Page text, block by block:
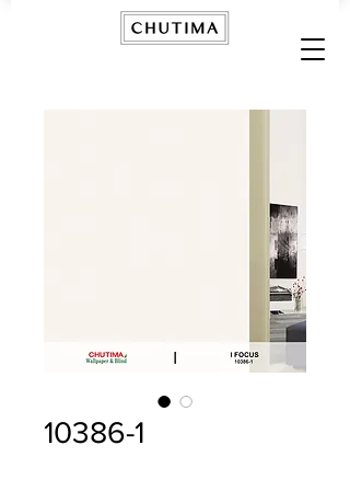
10386-1